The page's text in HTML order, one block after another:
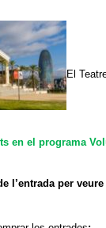
El
en el programa
l’entrada per